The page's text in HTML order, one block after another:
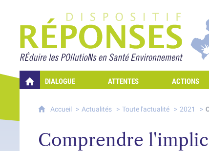
Projet Réponses -
QUELLES RÉPONSES À MES PRÉOCCUPATIONS SUR LA
DIALOGUE ATTENTES ACTIONS
Accueil Actualités Toute l'actualité 2021
Comprendre